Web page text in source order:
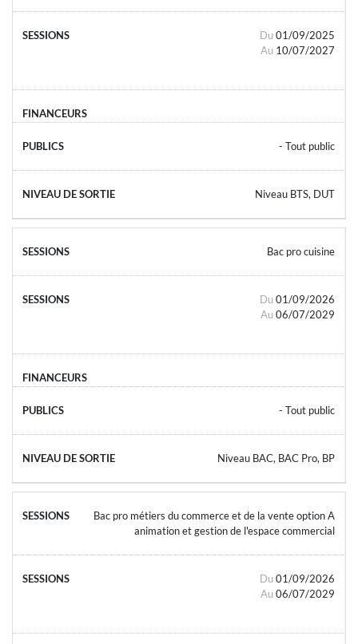
Du 01/09/2025
Au 10/07/2027
- Tout public
Niveau BTS, DUT
Bac pro cuisine
Du 01/09/2026
Au 06/07/2029
- Tout public
Niveau BAC, BAC Pro, BP
Bac pro métiers du commerce et de la vente option A
animation et gestion de l'espace commercial
Du 01/09/2026
Au 06/07/2029